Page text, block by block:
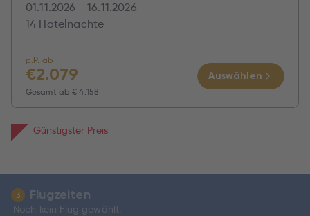
01.11.2026 - 16.11.2026
14 Hotelnächte
p.P. ab
€2.079
Gesamt ab€ 4.158
Auswählen
Günstigster Preis
3 Flugzeiten
Noch kein Flug gewählt.